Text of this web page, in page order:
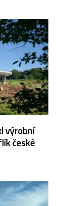
výrobní
české